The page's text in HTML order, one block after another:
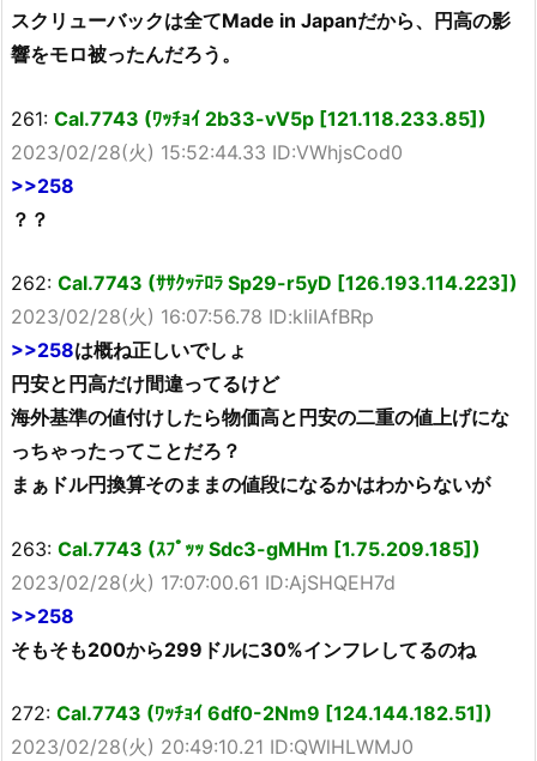
スクリューバックは全てMade in Japanだから、円高の影
響をモロ被ったんだろう。
261: Cal.7743 (ﾜｯﾁｮｲ 2b33-vV5p [121.118.233.85])
2023/02/28(火) 15:52:44.33 ID:VWhjsCod0
>>258
？？
262: Cal.7743 (ｻｻｸｯﾃﾛﾗ Sp29-r5yD [126.193.114.223])
2023/02/28(火) 16:07:56.78 ID:kIiIAfBRp
>>258は概ね正しいでしょ
円安と円高だけ間違ってるけど
海外基準の値付けしたら物価高と円安の二重の値上げにな
っちゃったってことだろ？
まぁドル円換算そのままの値段になるかはわからないが
263: Cal.7743 (ｽﾌﾟｯｯ Sdc3-gMHm [1.75.209.185])
2023/02/28(火) 17:07:00.61 ID:AjSHQEH7d
>>258
そもそも200から299ドルに30%インフレしてるのね
272: Cal.7743 (ﾜｯﾁｮｲ 6df0-2Nm9 [124.144.182.51])
2023/02/28(火) 20:49:10.21 ID:QWlHLWMJ0